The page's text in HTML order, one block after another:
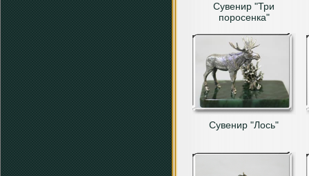
Сувенир "Три
поросенка"
Сувенир "Лось"